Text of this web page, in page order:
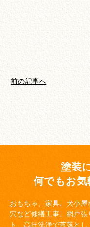
前の記事へ
塗装
何でもお
おもちゃ、家具、犬小
穴など修繕工事、網戸張
ト、高圧洗浄で苔落と